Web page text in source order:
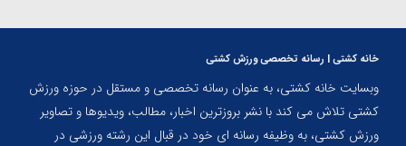
خانه کشتی | رسانه تخصصی ورزش کشتی
وبسایت خانه کشتی، به عنوان رسانه تخصصی و مستقل در حوزه ورزش
کشتی تلاش می کند با نشر بروزترین اخبار، مطالب، ویدیوها و تصاویر
ورزش کشتی، به وظیفه رسانه ای خود در قبال این رشته ورزشی در